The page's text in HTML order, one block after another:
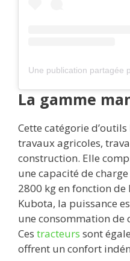
La gamme
Cette catégorie
travaux agricoles,
construction. Elle
une capacité de
2800 kg en fonction de
Kubota, la puissance
une consommation
Ces tracteurs sont
offrent un confort